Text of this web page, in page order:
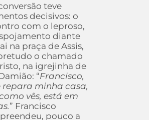
teve
decisivos: o
com o leproso,
diante
na praça de Assis,
o chamado
na igrejinha de
“Francisco,
repara minha casa,
vês, está em
” Francisco
pouco a